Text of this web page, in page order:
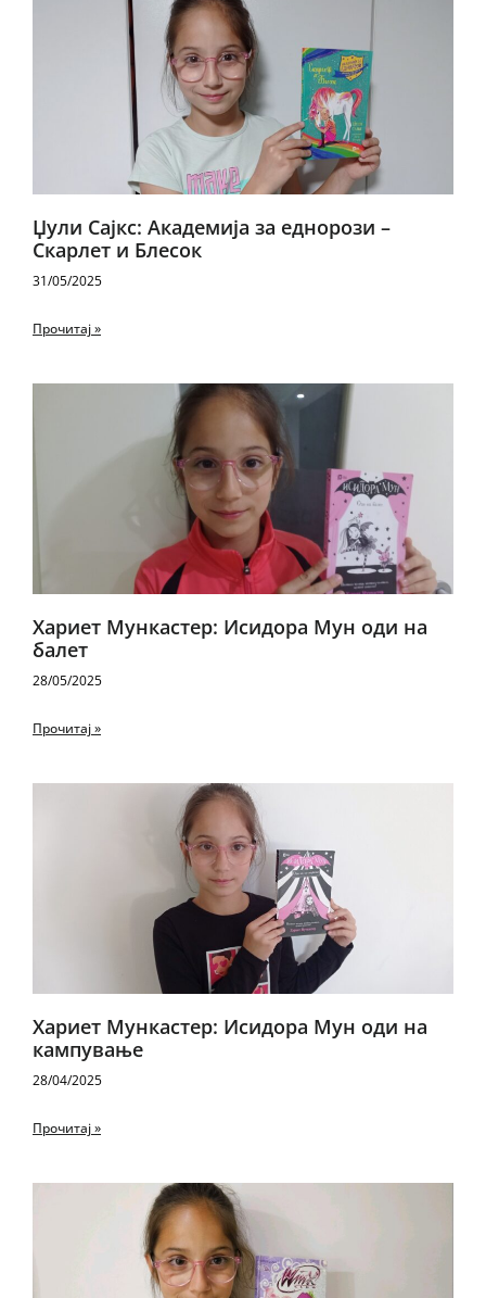
Џули Сајкс: Академија за еднорози –
Скарлет и Блесок
31/05/2025
Прочитај »
Хариет Мункастер: Исидора Мун оди на
балет
28/05/2025
Прочитај »
Хариет Мункастер: Исидора Мун оди на
кампување
28/04/2025
Прочитај »